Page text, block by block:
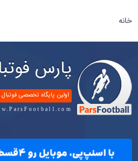
خانه
پارس
اولین پایگاه تخصصی فوتبال